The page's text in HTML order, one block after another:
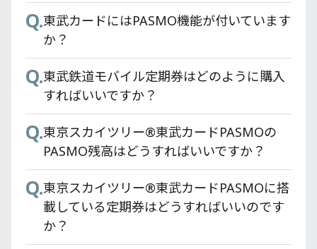
Q.東武カードの署名欄はどこですか？
Q.メールで「お申し込みいただいたカードの
お支払い口座設定のお願い」が届いたが、
WEBでの口座設定では希望する銀行が登録
できない。
Q. 東武カードでETCスルーカードは申し込み
できますか？
Q. 東武カードで家族カードは申し込みできま
すか？
Q.東武カードにはPASMO機能が付いています
か？
Q.東武鉄道モバイル定期券はどのように購入
すればいいですか？
Q.東京スカイツリー®東武カードPASMOの
PASMO残高はどうすればいいですか？
Q.東京スカイツリー®東武カードPASMOに搭
載している定期券はどうすればいいのです
か？